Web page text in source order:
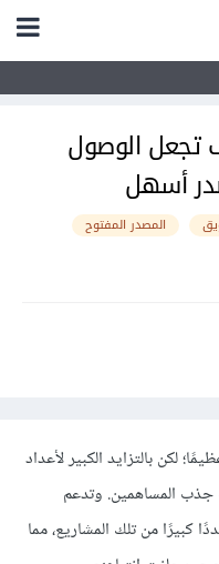
تجعل الوصول
أسهل
المصدر المفتوح
لكن بالتزايد الكبير لأعداد
جذب المساهمين. وتدعم
كبيرًا من تلك المشاريع، مما